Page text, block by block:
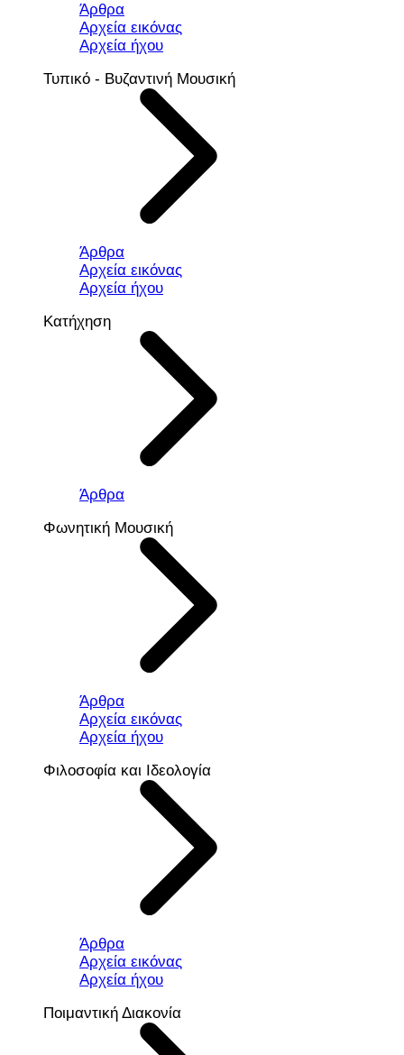
Άρθρα
Αρχεία εικόνας
Αρχεία ήχου
Τυπικό - Βυζαντινή Μουσική
Άρθρα
Αρχεία εικόνας
Αρχεία ήχου
Κατήχηση
Άρθρα
Φωνητική Μουσική
Άρθρα
Αρχεία εικόνας
Αρχεία ήχου
Φιλοσοφία και Ιδεολογία
Άρθρα
Αρχεία εικόνας
Αρχεία ήχου
Ποιμαντική Διακονία